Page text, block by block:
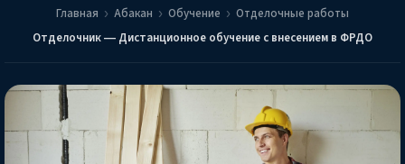
Главная Абакан Обучение
Отделочные работы
Отделочник — Дистанционное обучение с внесением в ФРДО